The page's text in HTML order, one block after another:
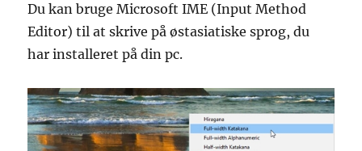
Du kan bruge Microsoft IME (Input Method
Editor) til at skrive på østasiatiske sprog, du
har installeret på din pc.